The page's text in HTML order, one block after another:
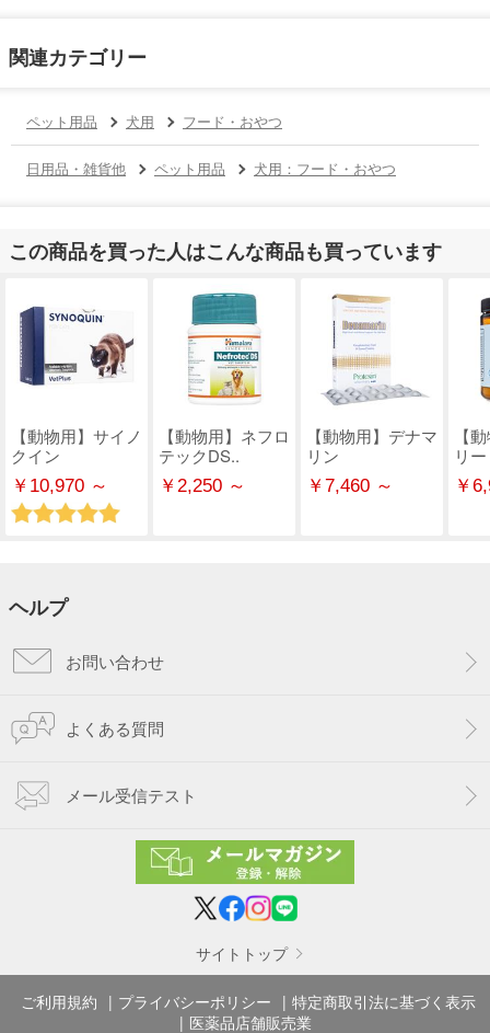
関連カテゴリー
ペット用品 犬用 フード・おやつ
日用品・雑貨他 ペット用品 犬用：フード・おやつ
この商品を買った人はこんな商品も買っています
【動物用】サイノ
クイン
￥10,970 ～
【動物用】ネフロ
テックDS..
￥2,250 ～
【動物用】デナマ
リン
￥7,460 ～
【
リ
￥
ヘルプ
お問い合わせ
よくある質問
メール受信テスト
サイトトップ
ご利用規約 プライバシーポリシー
特定商取引法に基づく表示
医薬品店舗販売業